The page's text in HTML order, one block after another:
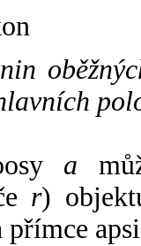
a
r)
přímce